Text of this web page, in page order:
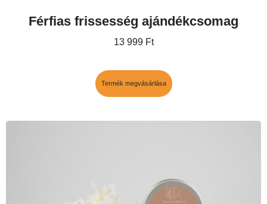
Férfias frissesség ajándékcsomag
13 999 Ft
Termék megvásárlása